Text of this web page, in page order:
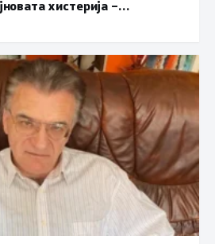
хистерија –
предлог